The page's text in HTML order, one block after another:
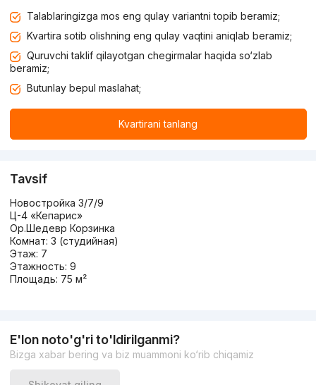
Talablaringizga mos eng qulay variantni topib beramiz;
Kvartira sotib olishning eng qulay vaqtini aniqlab beramiz;
Quruvchi taklif qilayotgan chegirmalar haqida so‘zlab
beramiz;
Butunlay bepul maslahat;
Kvartirani tanlang
Tavsif
Новостройка 3/7/9
Ц-4 «Кепарис»
Ор.Шедевр Корзинка
Комнат: 3 (студийная)
Этаж: 7
Этажность: 9
Площадь: 75 м²
E'lon noto'g'ri to'ldirilganmi?
Bizga xabar bering va biz muammoni ko‘rib chiqamiz